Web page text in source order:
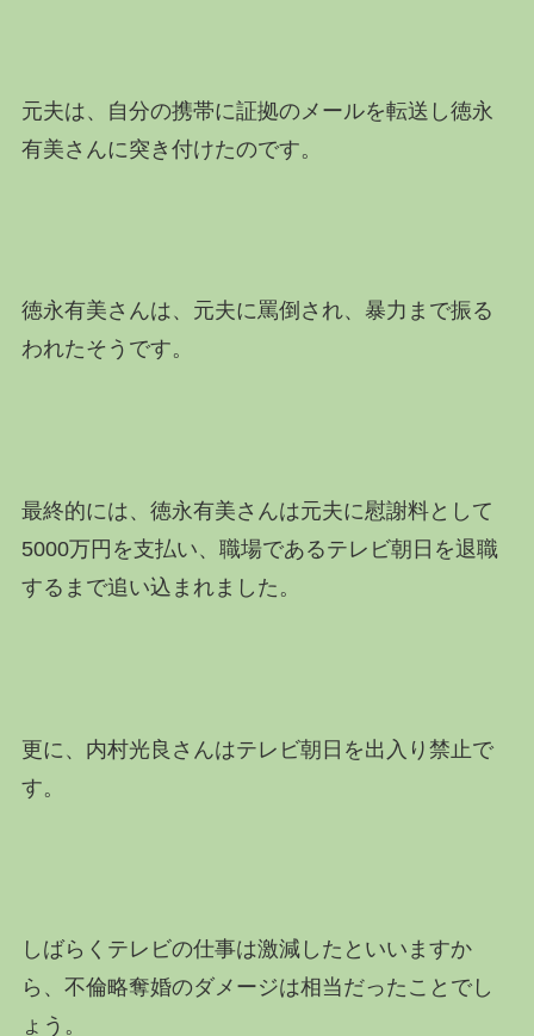
元夫は、自分の携帯に証拠のメールを転送し徳永
有美さんに突き付けたのです。
徳永有美さんは、元夫に罵倒され、暴力まで振る
われたそうです。
最終的には、徳永有美さんは元夫に慰謝料として
5000万円を支払い、職場であるテレビ朝日を退職
するまで追い込まれました。
更に、内村光良さんはテレビ朝日を出入り禁止で
す。
しばらくテレビの仕事は激減したといいますか
ら、不倫略奪婚のダメージは相当だったことでし
ょう。